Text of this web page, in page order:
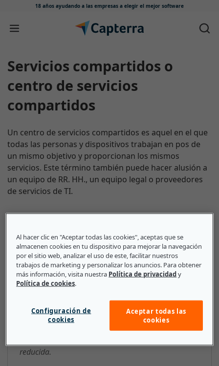
18 años ayudando a las empresas a elegir el mejor software
Ir directamente al contenido
Servicios compartidos o
centro de servicios
compartidos
Un centro de servicios compartidos es aquel en el que
todas las personas y dispositivos trabajan en pos de
un mismo objetivo y proporcionan los mismos
servicios. Este término también puede hacer alusión a
un equipo de RR. HH., un equipo legal o proveedores
de servicios de TI.
Lo que deben saber las pequeñas
y medianas empresas sobre
Servicios compartidos o centro de
servicios compartidos
Las pymes suelen hacer uso de los servicios
compartidos porque resultan muy rentables. Esto se
debe a que las operaciones se centralizan y la
reducida.
Al hacer clic en "Aceptar todas las cookies", aceptas que se
almacenen cookies en tu dispositivo para mejorar la navegación
por el sitio web, analizar el uso de este, facilitar nuestros
trabajos de marketing y personalizar los anuncios. Para obtener
más información, visita nuestra Política de privacidady
Política de cookies.
Configuración de
cookies
Aceptar todas las
cookies